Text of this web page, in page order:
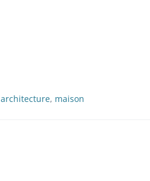
architecture, maison